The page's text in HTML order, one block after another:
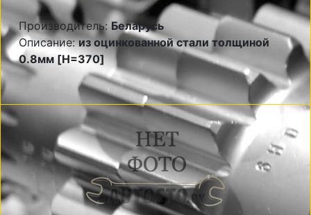
Производитель: Беларусь
Описание:из оцинкованной стали толщиной
0.8мм [H=370]